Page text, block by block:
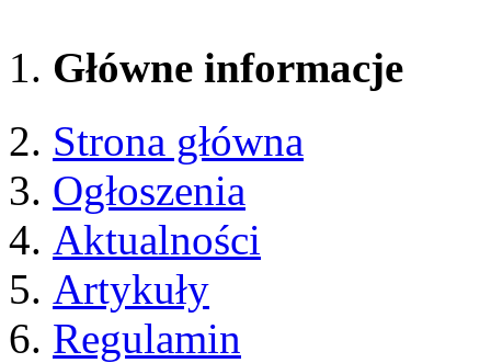
Główne informacje
Strona główna
Ogłoszenia
Aktualności
Artykuły
Regulamin